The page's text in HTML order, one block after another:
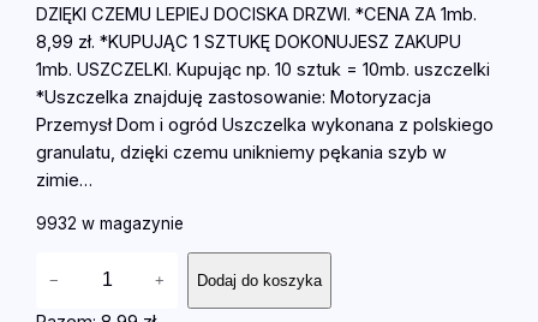
DZIĘKI CZEMU LEPIEJ DOCISKA DRZWI. *CENA ZA 1mb.
8,99 zł. *KUPUJĄC 1 SZTUKĘ DOKONUJESZ ZAKUPU
1mb. USZCZELKI. Kupując np. 10 sztuk = 10mb. uszczelki
*Uszczelka znajduję zastosowanie: Motoryzacja
Przemysł Dom i ogród Uszczelka wykonana z polskiego
granulatu, dzięki czemu unikniemy pękania szyb w
zimie…
9932 w magazynie
− + Dodaj do koszyka